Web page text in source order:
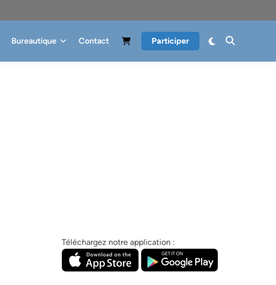
Bureautique Contact Participer
Téléchargez notre application :